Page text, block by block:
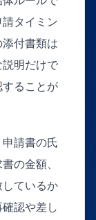
タイミン
付書類は
明だけで
ることが
請書の氏
の金額、
ているか
認や差し